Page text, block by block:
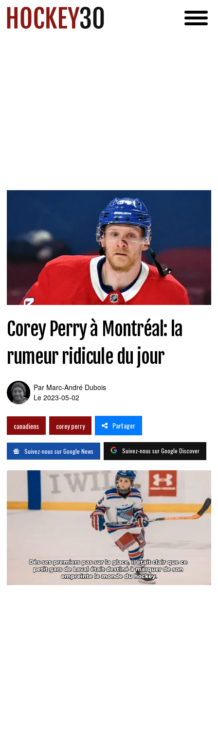
Corey Perry à Montréal: la
rumeur ridicule du jour
Par Marc-André Dubois
Le 2023-05-02
canadiens corey perry Partager
Suivez-nous sur Google News Suivez-nous sur Google Discover